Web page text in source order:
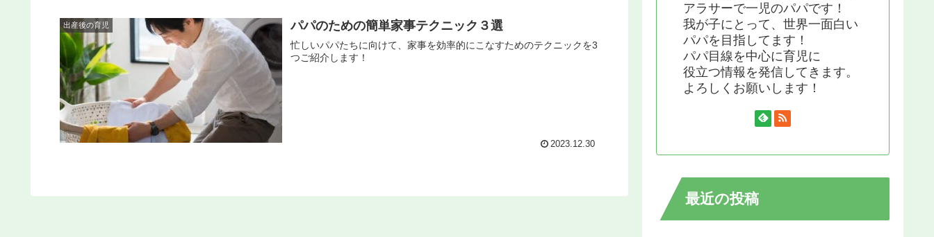
出産後の育児 パパのための簡単家事テクニック３選
忙しいパパたちに向けて、家事を効率的にこなすためのテクニックを3
つご紹介します！
2023.12.30
アラサーで一児のパパです！
我が子にとって、世界一面白い
パパを目指してます！
パパ目線を中心に育児に
役立つ情報を発信してきます。
よろしくお願いします！
最近の投稿